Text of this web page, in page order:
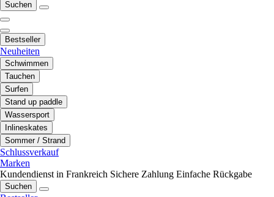
Suchen
Bestseller
Neuheiten
Schwimmen
Tauchen
Surfen
Stand up paddle
Wassersport
Inlineskates
Sommer / Strand
Schlussverkauf
Marken
Kundendienst in Frankreich Sichere Zahlung Einfache Rückgabe
Suchen